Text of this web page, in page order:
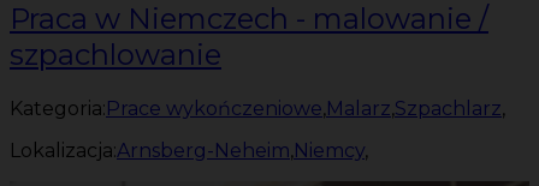
Praca w Niemczech - malowanie /
szpachlowanie
Kategoria: Prace wykończeniowe,Malarz,Szpachlarz,
Lokalizacja:Arnsberg-Neheim,Niemcy,